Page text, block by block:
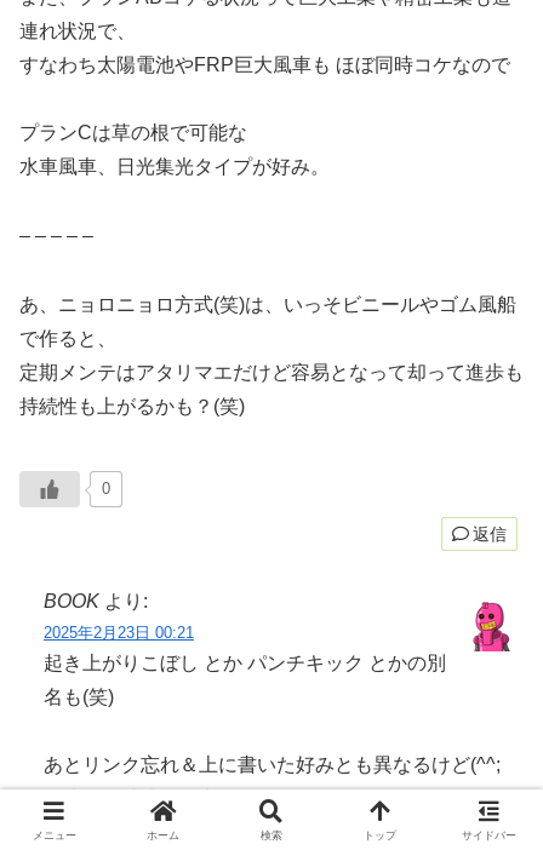
連れ状況で、
すなわち太陽電池やFRP巨大風車も ほぼ同時コケなので
プランCは草の根で可能な
水車風車、日光集光タイプが好み。
– – – – –
あ、ニョロニョロ方式(笑)は、いっそビニールやゴム風船
で作ると、
定期メンテはアタリマエだけど容易となって却って進歩も
持続性も上がるかも？(笑)
0
返信
BOOK より:
2025年2月23日 00:21
起き上がりこぼし とか パンチキック とかの別
名も(笑)
あとリンク忘れ＆上に書いた好みとも異なるけど(^^;
凧式、気球式、風力発電も面白い
メニュー ホーム 検索 トップ サイドバー